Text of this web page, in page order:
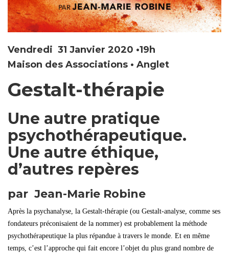
Vendredi 31 Janvier 2020 •19h
Maison des Associations • Anglet
Gestalt-thérapie
Une autre pratique
psychothérapeutique.
Une autre éthique,
d’autres repères
par Jean-Marie Robine
Après la psychanalyse, la Gestalt-thérapie (ou Gestalt-analyse, comme ses
fondateurs préconisaient de la nommer) est probablement la méthode
psychothérapeutique la plus répandue à travers le monde. Et en même
temps, c’est l’approche qui fait encore l’objet du plus grand nombre de